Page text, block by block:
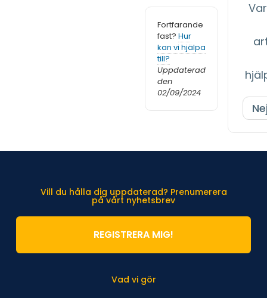
Fortfarande
fast? Hur
kan vi hjälpa
till?
Uppdaterad
den
02/09/2024
Vad vi gör
Vill du hålla dig uppdaterad? Prenumerera
på vårt nyhetsbrev
REGISTRERA MIG!